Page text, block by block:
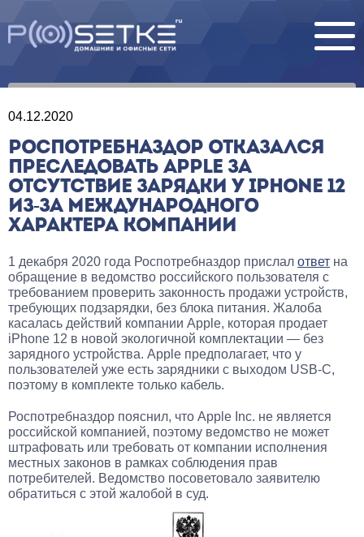
04.12.2020
РОСПОТРЕБНАЗДОР ОТКАЗАЛСЯ
ПРЕСЛЕДОВАТЬ APPLE ЗА
ОТСУТСТВИЕ ЗАРЯДКИ У IPHONE 12
ИЗ-ЗА МЕЖДУНАРОДНОГО
ХАРАКТЕРА КОМПАНИИ
1 декабря 2020 года Роспотребназдор прислал ответ на
обращение в ведомство российского пользователя с
требованием проверить законность продажи устройств,
требующих подзарядки, без блока питания. Жалоба
касалась действий компании Apple, которая продает
iPhone 12 в новой экологичной комплектации — без
зарядного устройства. Apple предполагает, что у
пользователей уже есть зарядники с выходом USB-C,
поэтому в комплекте только кабель.
Роспотребназдор пояснил, что Apple Inc. не является
российской компанией, поэтому ведомство не может
штрафовать или требовать от компании исполнения
местных законов в рамках соблюдения прав
потребителей. Ведомство посоветовало заявителю
обратиться с этой жалобой в суд.